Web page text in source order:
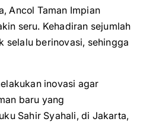
Ancol Taman Impian
seru. Kehadiran sejumlah
selalu berinovasi, sehingga
inovasi agar
baru yang
Sahir Syahali, di Jakarta,